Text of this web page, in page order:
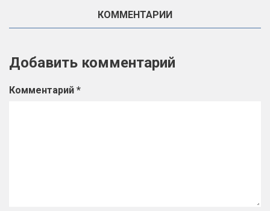
КОММЕНТАРИИ
Добавить комментарий
Комментарий *